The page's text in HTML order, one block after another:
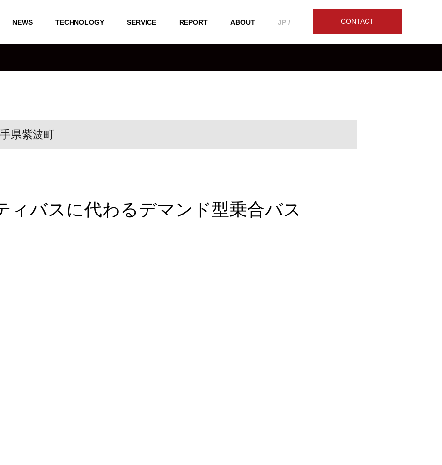
CONTACT
NEWS TECHNOLOGY SERVICE REPORT ABOUT JP /
県紫波町
ィバスに代わるデマンド型乗合バス